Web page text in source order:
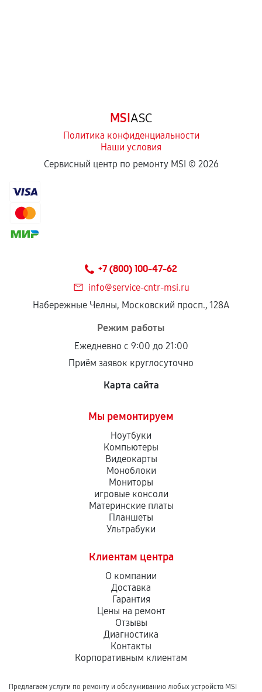
MSIASC
Политика конфиденциальности
Наши условия
Сервисный центр по ремонту MSI © 2026
+7 (800) 100-47-62
info@service-cntr-msi.ru
Набережные Челны, Московский просп., 128А
Режим работы
Ежедневно с 9:00 до 21:00
Приём заявок круглосуточно
Карта сайта
Мы ремонтируем
Ноутбуки
Компьютеры
Видеокарты
Моноблоки
Мониторы
игровые консоли
Материнские платы
Планшеты
Ультрабуки
Клиентам центра
О компании
Доставка
Гарантия
Цены на ремонт
Отзывы
Диагностика
Контакты
Корпоративным клиентам
Предлагаем услуги по ремонту и обслуживанию любых устройств MSI